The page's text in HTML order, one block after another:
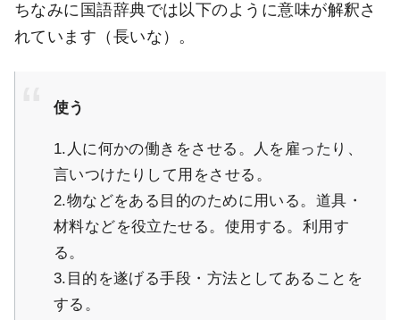
ちなみに国語辞典では以下のように意味が解釈さ
れています（長いな）。
使う
1.人に何かの働きをさせる。人を雇ったり、
言いつけたりして用をさせる。
2.物などをある目的のために用いる。道具・
材料などを役立たせる。使用する。利用す
る。
3.目的を遂げる手段・方法としてあることを
する。